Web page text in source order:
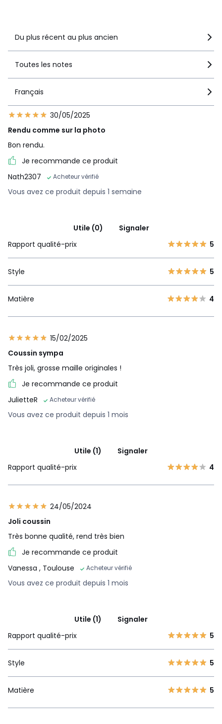
Du plus récent au plus ancien
Toutes les notes
Français
30/05/2025
Rendu comme sur la photo
Bon rendu.
Je recommande ce produit
Nath2307
Acheteur vérifié
Vous avez ce produit depuis 1 semaine
Utile (0)
Signaler
Rapport qualité-prix
5
Style 5
Matière 4
15/02/2025
Coussin sympa
Très joli, grosse maille originales !
Je recommande ce produit
JulietteR
Acheteur vérifié
Vous avez ce produit depuis 1 mois
Utile (1)
Signaler
Rapport qualité-prix
4
24/05/2024
Joli coussin
Très bonne qualité, rend très bien
Je recommande ce produit
Vanessa , Toulouse Acheteur vérifié
Vous avez ce produit depuis 1 mois
Utile (1)
Signaler
Rapport qualité-prix
5
Style 5
Matière 5